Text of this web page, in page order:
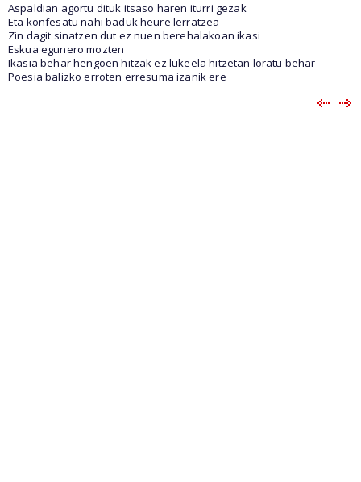
Aspaldian agortu dituk itsaso haren iturri gezak
Eta konfesatu nahi baduk heure lerratzea
Zin dagit sinatzen dut ez nuen berehalakoan ikasi
Eskua egunero mozten
Ikasia behar hengoen hitzak ez lukeela hitzetan loratu behar
Poesia balizko erroten erresuma izanik ere